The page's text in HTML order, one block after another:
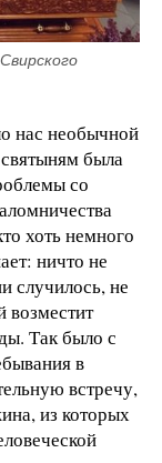
нас необычной
была
со
хоть немного
ничто не
случилось, не
возместит
Так было с
в
встречу,
из которых